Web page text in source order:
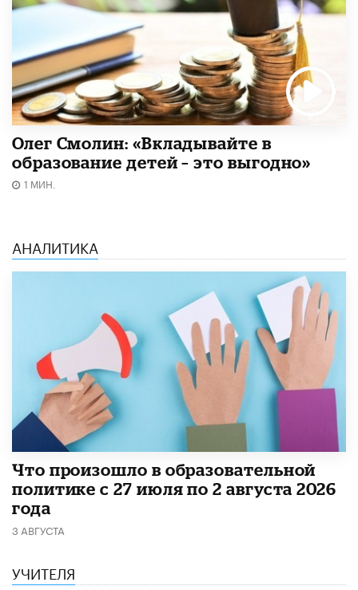
Олег Смолин: «Вкладывайте в
образование детей – это выгодно»
1 МИН.
АНАЛИТИКА
​Что произошло в образовательной
политике с 27 июля по 2 августа 2026
года
3 АВГУСТА
УЧИТЕЛЯ